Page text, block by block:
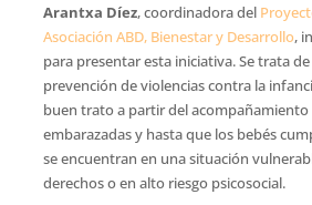
Arantxa Díez, coordinadora del
Asociación ABD, Bienestar y Desarrollo,
para presentar esta iniciativa. Se trata
prevención de violencias contra la
buen trato a partir del acompañamiento
embarazadas y hasta que los bebés
se encuentran en una situación
derechos o en alto riesgo psicosocial.